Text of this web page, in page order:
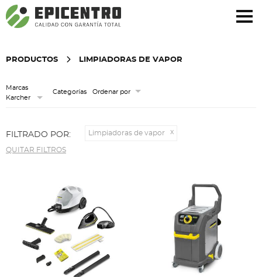
¿Olvidó su contraseña?Regístrese aquí
PRODUCTOS LIMPIADORAS DE VAPOR
Marcas
Karcher
Categorías Ordenar por
FILTRADO POR: Limpiadoras de vapor
QUITAR FILTROS